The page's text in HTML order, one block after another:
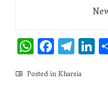
WhatsApp
Posted inKharsia